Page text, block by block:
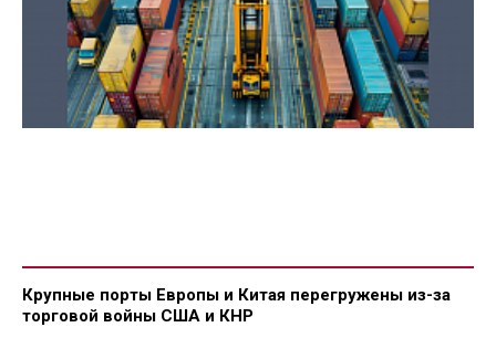
Крупные порты Европы и Китая перегружены из-за
торговой войны США и КНР